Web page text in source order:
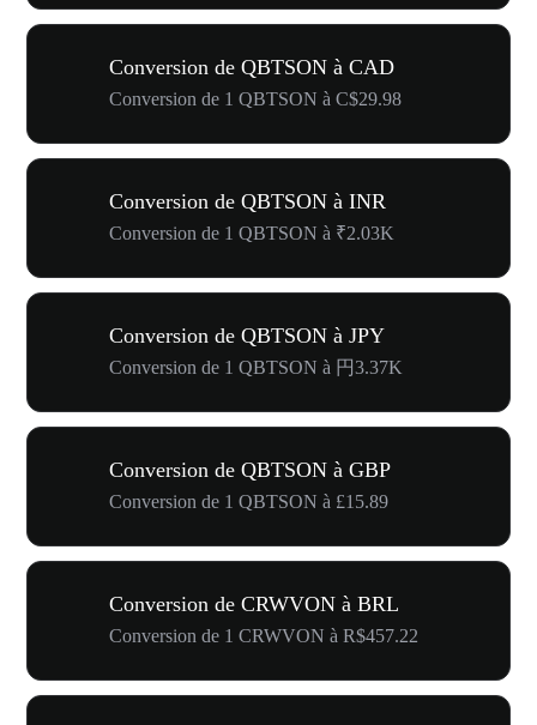
Conversion de QBTSON à CAD
Conversion de 1 QBTSON à C$29.98
Conversion de QBTSON à INR
Conversion de 1 QBTSON à ₹2.03K
Conversion de QBTSON à JPY
Conversion de 1 QBTSON à 円3.37K
Conversion de QBTSON à GBP
Conversion de 1 QBTSON à £15.89
Conversion de CRWVON à BRL
Conversion de 1 CRWVON à R$457.22